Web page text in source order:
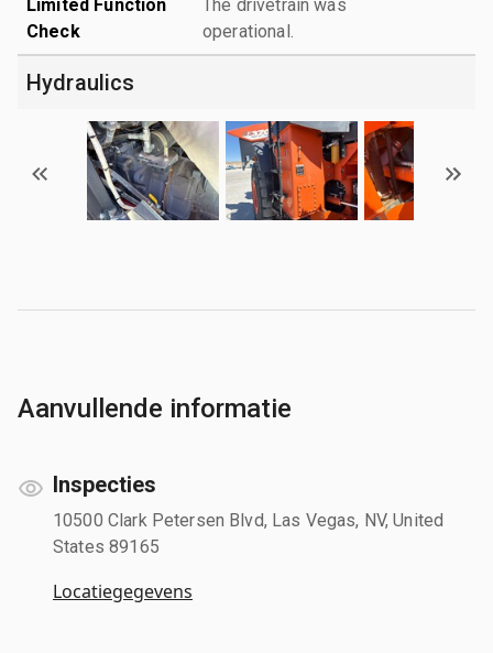
Limited Function
Check
The drivetrain was
operational.
Hydraulics
Aanvullende informatie
Inspecties
10500 Clark Petersen Blvd, Las Vegas, NV, United
States 89165
Locatiegegevens